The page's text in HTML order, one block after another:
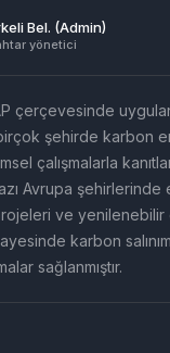
Bel. (Admin)
yönetici
çerçevesinde
şehirde karbon
çalışmalarla
Avrupa şehirlerinde
ve yenilenebilir
karbon
sağlanmıştır.